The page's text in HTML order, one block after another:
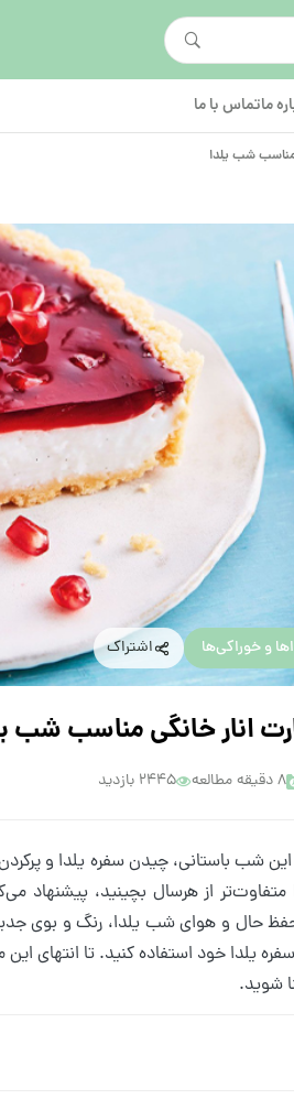
ماتماس با ما
مناسب شب یلدا
و خوراکی‌ها اشتراک
انار خانگی مناسب شب
8 دقیقه مطالعه 2445 بازدید
شب باستانی، چیدن سفره یلدا و
از هرسال بچینید، پیشنهاد
حال و هوای شب یلدا، رنگ و بوی
یلدا خود استفاده کنید. تا انتهای
شوید.